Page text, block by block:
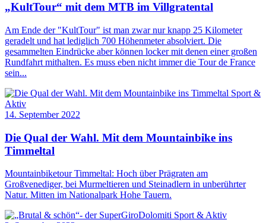
„KultTour“ mit dem MTB im Villgratental
Am Ende der "KultTour" ist man zwar nur knapp 25 Kilometer
geradelt und hat lediglich 700 Höhenmeter absolviert. Die
gesammelten Eindrücke aber können locker mit denen einer großen
Rundfahrt mithalten. Es muss eben nicht immer die Tour de France
sein...
Sport &
Aktiv
14. September 2022
Die Qual der Wahl. Mit dem Mountainbike ins
Timmeltal
Mountainbiketour Timmeltal: Hoch über Prägraten am
Großvenediger, bei Murmeltieren und Steinadlern in unberührter
Natur. Mitten im Nationalpark Hohe Tauern.
Sport & Aktiv